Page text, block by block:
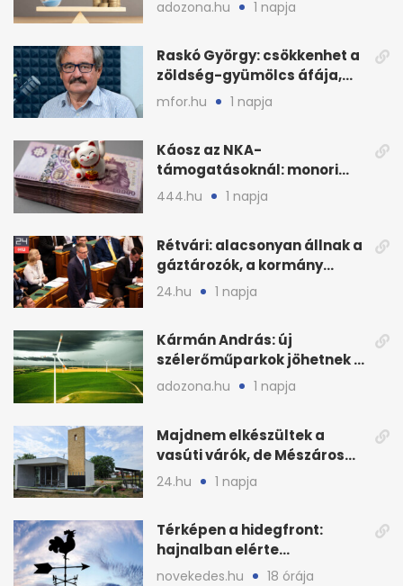
adozona.hu 1 napja
Raskó György: csökkenhet a
zöldség-gyümölcs áfája,
bajban a kukorica
mfor.hu 1 napja
Káosz az NKA-
támogatásoknál: monori
civilek elszámolásai és
444.hu 1 napja
Rétvári: alacsonyan állnak a
gáztározók, a kormány
válságról válságra jut
24.hu 1 napja
Kármán András: új
szélerőműparkok jöhetnek a
kormányülés döntése
adozona.hu 1 napja
Majdnem elkészültek a
vasúti várók, de Mészáros
bizalmasa leromboltatja
24.hu 1 napja
Térképen a hidegfront:
hajnalban elérte
Magyarország határát
novekedes.hu 18 órája